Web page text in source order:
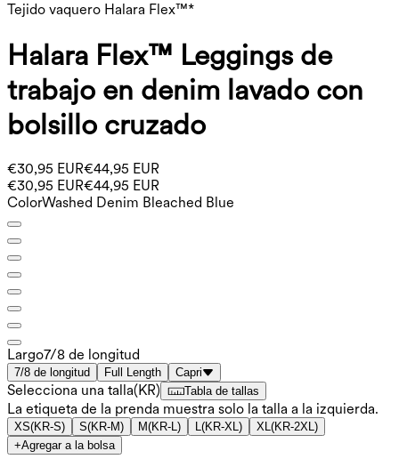
Tejido vaquero Halara Flex™*
Halara Flex™ Leggings de
trabajo en denim lavado con
bolsillo cruzado
€30,95 EUR€44,95 EUR
€30,95 EUR€44,95 EUR
ColorWashed Denim Bleached Blue
Largo7/8 de longitud
7/8 de longitud Full Length Capri
Selecciona una talla(KR) Tabla de tallas
La etiqueta de la prenda muestra solo la talla a la izquierda.
XS(KR-S) S(KR-M) M(KR-L) L(KR-XL) XL(KR-2XL)
+Agregar a la bolsa